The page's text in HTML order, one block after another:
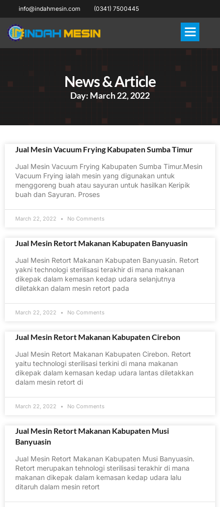
info@indahmesin.com (0341) 7500445
News & Article
Day: March 22, 2022
Jual Mesin Vacuum Frying Kabupaten Sumba Timur
Jual Mesin Vacuum Frying Kabupaten Sumba Timur.Mesin
Vacuum Frying ialah mesin yang digunakan untuk
menggoreng buah atau sayuran untuk hasilkan Keripik
buah dan Sayuran. Proses
March 22, 2022 No Comments
Jual Mesin Retort Makanan Kabupaten Banyuasin
Jual Mesin Retort Makanan Kabupaten Banyuasin. Retort
yakni technologi sterilisasi terakhir di mana makanan
dikepak dalam kemasan kedap udara selanjutnya
diletakkan dalam mesin retort pada
March 22, 2022 No Comments
Jual Mesin Retort Makanan Kabupaten Cirebon
Jual Mesin Retort Makanan Kabupaten Cirebon. Retort
yaitu technologi sterilisasi terkini di mana makanan
dikepak dalam kemasan kedap udara lantas diletakkan
dalam mesin retort di
March 22, 2022 No Comments
Jual Mesin Retort Makanan Kabupaten Musi
Banyuasin
Jual Mesin Retort Makanan Kabupaten Musi Banyuasin.
Retort merupakan tehnologi sterilisasi terakhir di mana
makanan dikepak dalam kemasan kedap udara lalu
ditaruh dalam mesin retort